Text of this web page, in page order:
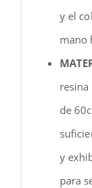
y el
mano
de
y
para